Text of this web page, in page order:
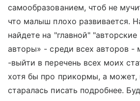
самообразованием, чтоб не
что малыш плохо развивается.
найдете на "главной"
авторы» - среди всех авторов
-выйти в перечень всех моих
хотя бы про прикормы, а может,
старалась писать подробнее.